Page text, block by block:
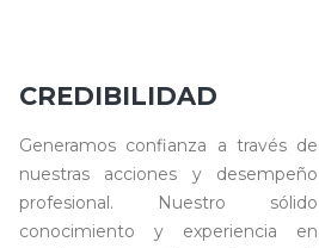
CREDIBILIDAD
Generamos confianza a través de
nuestras acciones y desempeño
profesional. Nuestro sólido
conocimiento y experiencia en